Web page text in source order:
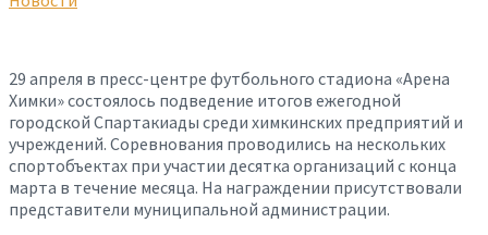
29 апреля в пресс-центре футбольного стадиона «Арена
Химки» состоялось подведение итогов ежегодной
городской Спартакиады среди химкинских предприятий и
учреждений. Соревнования проводились на нескольких
спортобъектах при участии десятка организаций с конца
марта в течение месяца. На награждении присутствовали
представители муниципальной администрации.